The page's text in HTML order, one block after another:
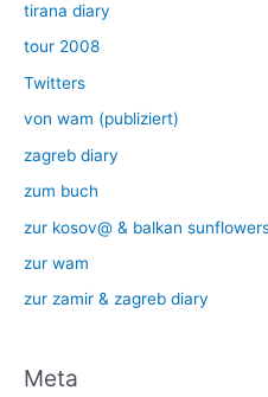
tirana diary
tour 2008
Twitters
von wam (publiziert)
zagreb diary
zum buch
zur kosov@ & balkan
zur wam
zur zamir & zagreb diary
Meta